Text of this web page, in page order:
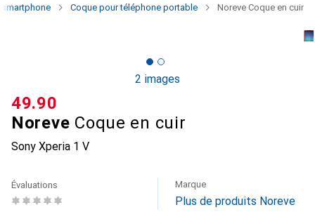
Coque pour téléphone portable Noreve Coque en cuir
2 images
Noreve Coque en cuir
Sony Xperia 1 V
CHF
49.90
Évaluations Marque
Plus de produits Noreve